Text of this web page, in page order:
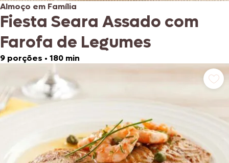
Almoço em Família
Fiesta Seara Assado com
Farofa de Legumes
9 porções • 180 min